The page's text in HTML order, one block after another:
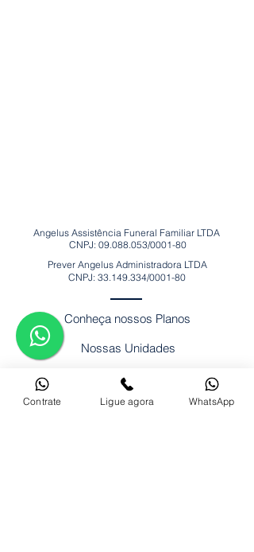
Angelus Assistência Funeral Familiar LTDA
CNPJ: 09.088.053/0001-80
Prever Angelus Administradora LTDA
CNPJ: 33.149.334/0001-80
Conheça nossos Planos
Nossas Unidades
Trabalhe Conosco
Velório Online
Contrate Ligue agora WhatsApp